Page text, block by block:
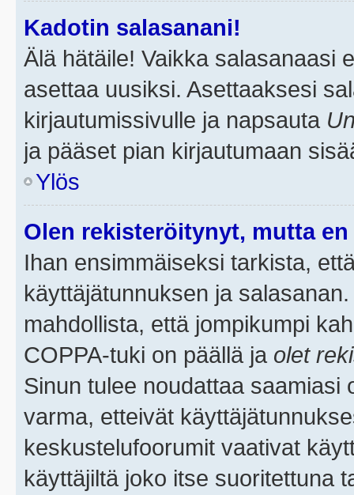
Kadotin salasanani!
Älä hätäile! Vaikka salasanaasi
asettaa uusiksi. Asettaaksesi
kirjautumissivulle ja napsauta
ja pääset pian kirjautumaan
Ylös
Olen rekisteröitynyt, mutta
Ihan ensimmäiseksi tarkista,
käyttäjätunnuksen ja
mahdollista, että jompikumpi
COPPA-tuki on päällä ja olet
Sinun tulee noudattaa saamiasi
varma, etteivät
keskustelufoorumit vaativat
käyttäjiltä joko itse suoritettuna